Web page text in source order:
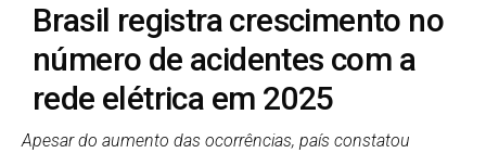
Brasil registra crescimento no
número de acidentes com a
rede elétrica em 2025
Apesar do aumento das ocorrências, país constatou